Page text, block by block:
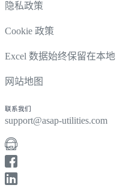
隐私政策
Cookie 政策
Excel 数据始终保留在本地
网站地图
联系我们
support@asap-utilities.com